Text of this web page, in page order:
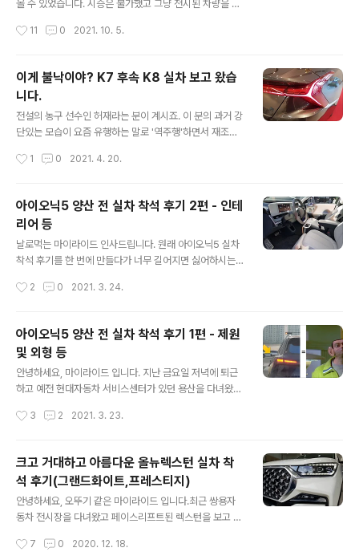
이서 보니 더뉴셀토스를 전시해놨더군요. 아마로 이곳에서
열어보거나 별다른 안내서를 본 것은 아니고 제가 본 차량
올 수 있었습니다. 시승은 불가했고 그냥 전시된 차량을 간
시승기가 아니라, 전시된 차량의 첫 인상 정도로 보셔야 합
뼈대)가 들어간 제네시스의 첫 전치차량 입니다. g80 전동
화 모델이 먼저 출시되긴 했지만, 이는 코나에 코나ev가 들
어가는 것처럼 "태초부터 전기차"가 아닙니다. 물론 코나e
v도 오너분들의 많은 사랑을 받고 있기는 하지만, 전기차만
을 위해 설계한 플랫폼이야말로 전기차만이 누릴 수 있는
있는 것이죠. 동일한 플랫폼이 들어간 모델은 가장 먼저 현
11 0 2021. 10. 5.
이게 불낙이야? K7 후속 K8 실차 보고 왔습
니다.
전설의 농구 선수인 허재라는 분이 계시죠. 이 분의 과거 강
단있는 모습이 요즘 유행하는 말로 '역주행'하면서 재조명
데 바로 '불낙'이죠. 원래는 매운 맛이 일품인 매운맛인 낙
'이게 '블록(block)이야?'라며 항의를 하던 것이 불낙이 되
어버렸습니다. 현대의 아반떼, 쏘나타, 그랜저 라인업에 대
항할 수 있는 유일한 브랜드는 같은 배에서 나온 기아입니
다. K3, K5, K7이죠. 거기에서 맏형 역할을 하였고 1세대
부터 많은 사랑을 받아온 K7이 이제 K8이라는 이름으로
그리고 오랜기간 동안 국내 판매량 1위를 차지했던 더뉴그
1 0 2021. 4. 20.
아이오닉5 양산 전 실차 착석 후기 2편 - 인테
리어 등
날로먹는 마이라이드 인사드립니다. 원래 아이오닉5 실차
착석 후기를 한 번에 만들다가 너무 길어지면 싫어하시는
리어를 먼저 보시게 된 분들은 순서는 상관없으니 인테리
적재공간 실측 데이터의 URL을 따라 편하게 구경하시면
좋겠습니다. 3개의 카테고리로 나누다보니 어떻게 나눠야
할지 고민이 많았는데 결국 인테리어에 무게를 두기로 했
습니다. 그 이유는 아무래도 '전기차 전용 플랫폼 사용'에
있습니다. 아이오닉5, 첫 전기차 전용 플랫폼 플랫폼이라
기차 전용이라는 점이 의미하는 바는 생각보다 큽니다. 제
2 0 2021. 3. 24.
아이오닉5 양산 전 실차 착석 후기 1편 - 제원
및 외형 등
안녕하세요, 마이라이드 입니다. 지난 금요일 저녁에 퇴근
하고 예전 현대자동차 서비스센터가 있던 용산을 다녀왔습
오닉5가 양산 전에 먼저 미디어에 공개되었고 운 좋게도
측정 데이터는 며칠전 주말에 먼저 업로드를 했고, 이번에
다녀오면서 차분하게 특장점을 정리해봤습니다. 제가 주변
인들에게 전기차, 배터리 타령을 하던게 대략 2010년도
즈음이었는데 이상하게 요즘은 전기차에 큰 관심이 없었는
데 실차로 만나고 오니 많이 달랐습니다. 기존에도 현대기
나 등이 전기차가 있었지만 처음부터 전기차만을 위한 차
3 2 2021. 3. 23.
크고 거대하고 아름다운 올뉴렉스턴 실차 착
석 후기(그랜드화이트,프레스티지)
안녕하세요, 오뚜기 같은 마이라이드 입니다.최근 쌍용자
동차 전시장을 다녀왔고 페이스리프트된 렉스턴을 보고 왔
면서 G4렉스턴이라는 이름으로 돌아왔고,성형 수술을 하
7 0 2020. 12. 18.